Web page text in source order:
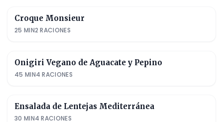
Croque Monsieur
25 MIN2 RACIONES
Onigiri Vegano de Aguacate y Pepino
45 MIN4 RACIONES
Ensalada de Lentejas Mediterránea
30 MIN4 RACIONES